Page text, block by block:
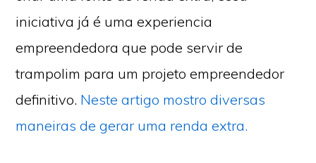
iniciativa já é uma experiencia
empreendedora que pode servir de
trampolim para um projeto empreendedor
definitivo. Neste artigo mostro diversas
maneiras de gerar uma renda extra.